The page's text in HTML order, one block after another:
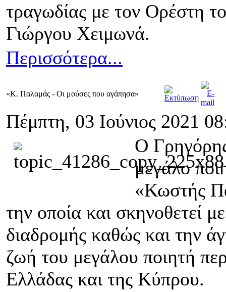
τραγωδίας με τον Ορέστη
Γιώργου Χειμωνά.
Περισσότερα...
«Κ. Παλαμάς - Οι μούσες που αγάπησα»
Πέμπτη, 03 Ιούνιος 2021
Ο
μεγάλο
«Κωστής
την οποία και σκηνοθετεί
διαδρομής καθώς και την
ζωή του μεγάλου ποιητή
Ελλάδας και της Κύπρου.